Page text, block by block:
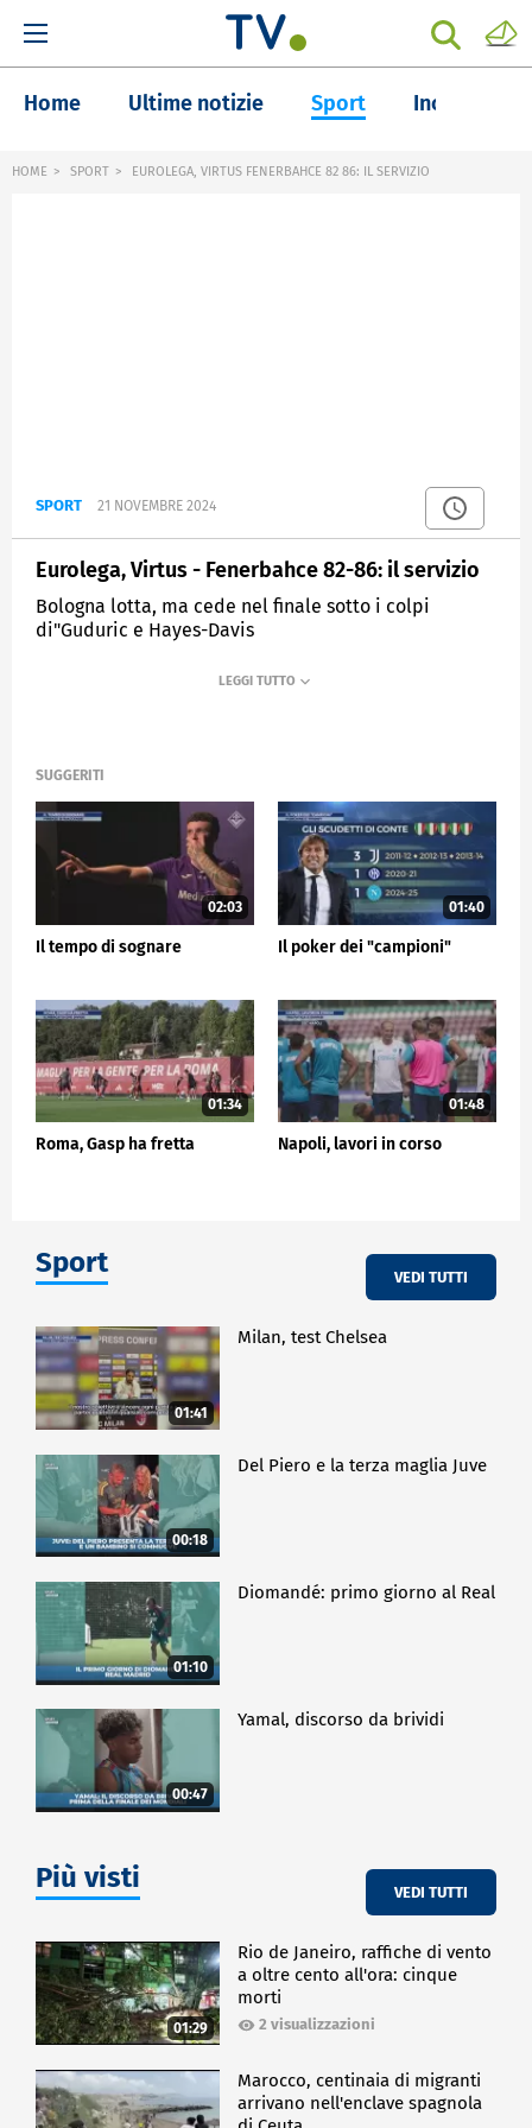
Home Ultime notizie Sport Inchieste
HOME SPORT EUROLEGA, VIRTUS FENERBAHCE 82 86: IL SERVIZIO
SPORT 21 NOVEMBRE 2024
Eurolega, Virtus - Fenerbahce 82-86: il servizio
Bologna lotta, ma cede nel finale sotto i colpi
di"Guduric e Hayes-Davis
SPORTMEDIASET
SUGGERITI
02:03
Il tempo di sognare
01:40
Il poker dei "campioni"
01:34
Roma, Gasp ha fretta
01:48
Napoli, lavori in corso
Sport VEDI TUTTI
01:41
Milan, test Chelsea
00:18
Del Piero e la terza maglia Juve
01:10
Diomandé: primo giorno al Real
00:47
Yamal, discorso da brividi
Più visti VEDI TUTTI
01:29
Rio de Janeiro, raffiche di vento
a oltre cento all'ora: cinque
morti
2 visualizzazioni
Marocco, centinaia di migranti
arrivano nell'enclave spagnola